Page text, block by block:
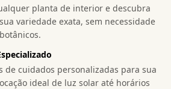
planta de interior e descubra
variedade exata, sem necessidade
de cuidados personalizadas para sua
ideal de luz solar até horários